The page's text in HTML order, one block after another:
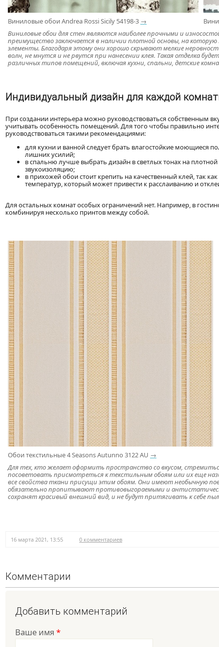
Виниловые обои Andrea Rossi Sicily 54198-3 →
Виниловые обои для стен являются наиболее прочными и
преимущество заключается в наличии плотной основы, на
элементы. Благодаря этому они хорошо скрывают мелкие
волн, не мнутся и не рвутся при нанесении клея. Такая отделка
различных типов помещений, включая кухни, спальни, детские
Индивидуальный дизайн для каждой
При создании интерьера можно руководствоваться собственным
учитывать особенность помещений. Для того чтобы правильно
руководствоваться такими рекомендациями:
для кухни и ванной следует брать влагостойкие моющиеся
лишних усилий;
в спальню лучше выбрать дизайн в светлых тонах на
звукоизоляцию;
в прихожей обои стоит крепить на качественный клей, так
температур, который может привести к расслаиванию и
Для остальных комнат особых ограничений нет. Например, в
комбинируя несколько принтов между собой.
Обои текстильные 4 Seasons Autunno 3122 AU →
Для тех, кто желает оформить пространство со вкусом,
посоветовать присмотреться к текстильным обоям или их еще
все свойства ткани присущи этим обоям. Они имеют необычную
обязательно пропитывают противовыгораемыми и
сохранят красивый внешний вид, и не будут притягивать к себе
16 марта 2021, 13:55 0 комментариев
Комментарии
Добавить комментарий
Ваше имя *